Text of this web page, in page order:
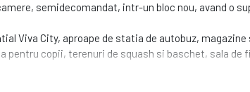
semidecomandat, intr-un bloc nou, avand o
Viva City, aproape de statia de autobuz, magazine
copii, terenuri de squash si baschet, sala de